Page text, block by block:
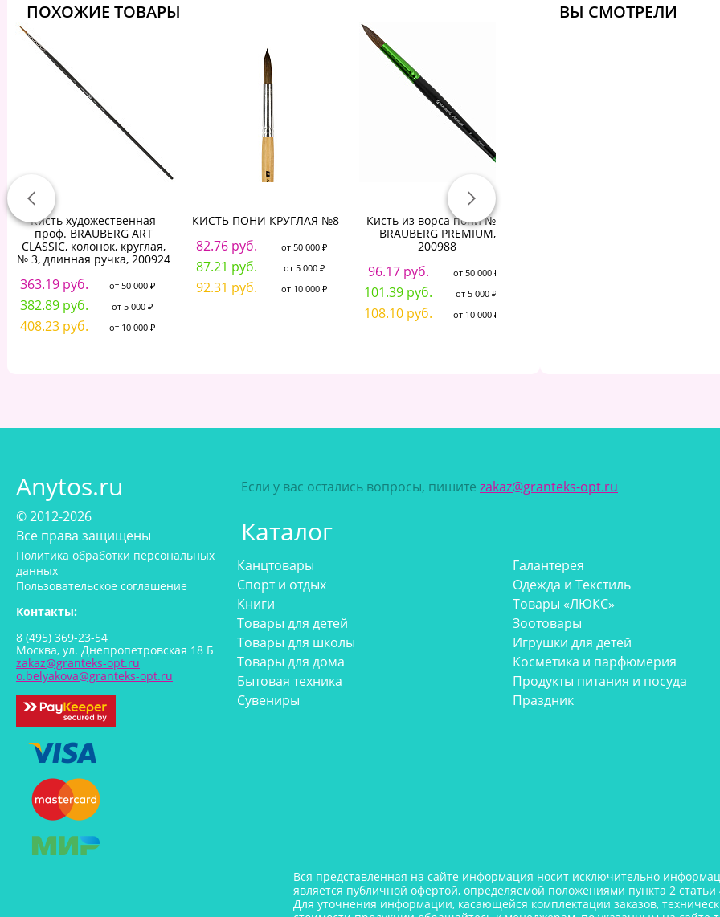
ПОХОЖИЕ ТОВАРЫ
Кисть художественная
проф. BRAUBERG ART
CLASSIC, колонок, круглая,
№ 3, длинная ручка, 200924
363.19 руб. от 50 000 ₽
382.89 руб. от 5 000 ₽
408.23 руб. от 10 000 ₽
КИСТЬ ПОНИ КРУГЛАЯ №8
82.76 руб. от 50 000 ₽
87.21 руб. от 5 000 ₽
92.31 руб. от 10 000 ₽
Кисть из ворса пони № 9,
BRAUBERG PREMIUM,
200988
96.17 руб. от 50 000 ₽
101.39 руб. от 5 000 ₽
108.10 руб. от 10 000 ₽
ВЫ СМОТРЕЛИ
Anytos.ru
© 2012-2026
Все права защищены
Политика обработки персональных
данных
Пользовательское соглашение
Контакты:
8 (495) 369-23-54
Москва, ул. Днепропетровская 18 Б
zakaz@granteks-opt.ru
o.belyakova@granteks-opt.ru
Если у вас остались вопросы, пишите zakaz@granteks-opt.ru
Каталог
Канцтовары
Спорт и отдых
Книги
Товары для детей
Товары для школы
Товары для дома
Бытовая техника
Сувениры
Галантерея
Одежда и Текстиль
Товары «ЛЮКС»
Зоотовары
Игрушки для детей
Косметика и парфюмерия
Продукты питания и посуда
Праздник
Вся представленная на сайте информация носит исключительно
является публичной офертой, определяемой положениями пункта 2
Для уточнения информации, касающейся комплектации заказов,